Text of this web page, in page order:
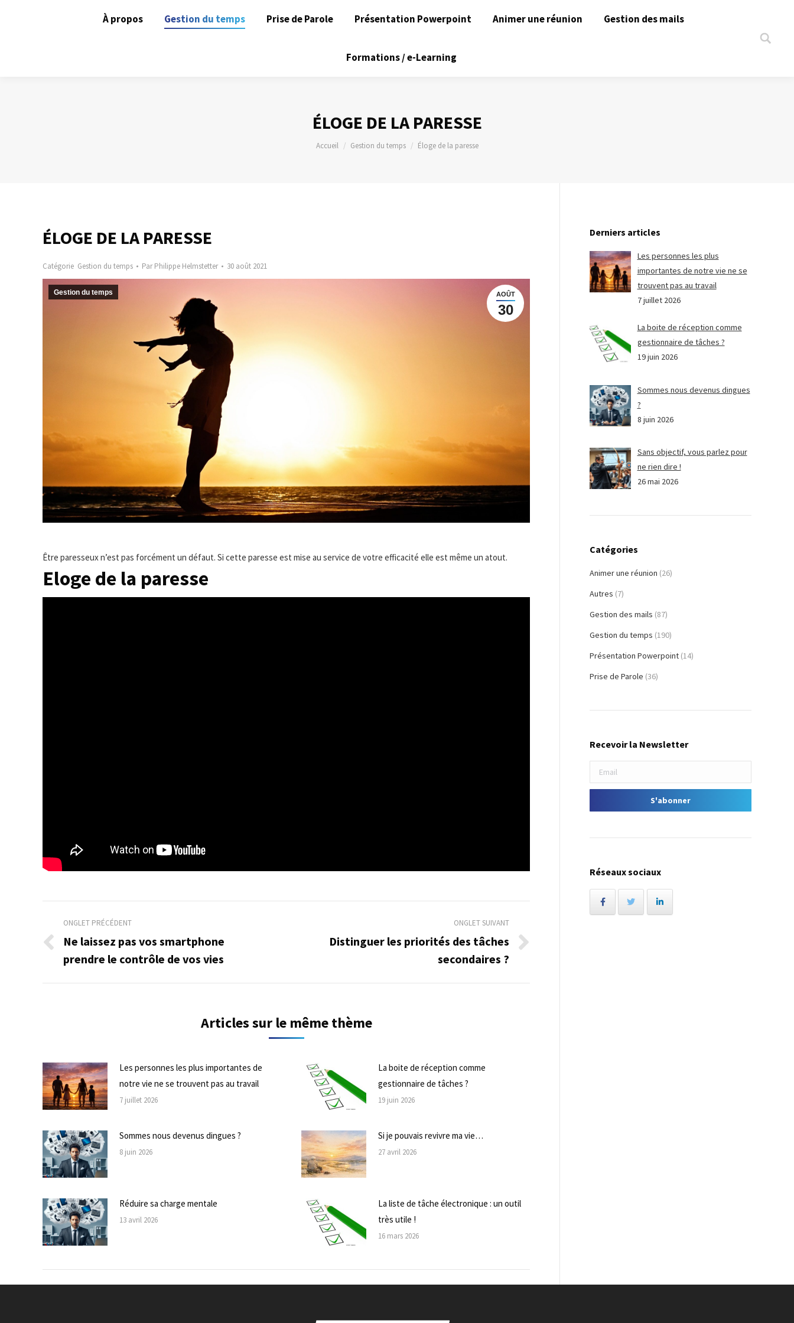
À propos Gestion du temps Prise de Parole Présentation Powerpoint Animer une réunion Gestion des mails
Formations / e-Learning
Search:
ÉLOGE DE LA PARESSE
Vous êtes ici :
Accueil Gestion du temps Éloge de la paresse
ÉLOGE DE LA PARESSE
Catégorie Gestion du temps ParPhilippe Helmstetter 30 août 2021
AOÛT
30
Gestion du temps
Être paresseux n’est pas forcément un défaut. Si cette paresse est mise au service de votre efficacité elle est même un atout.
Eloge de la paresse
Navigation
de
commentaire
ONGLET PRÉCÉDENT
Onglet
précédent
Ne laissez pas vos smartphone
prendre le contrôle de vos vies
ONGLET SUIVANT
Distinguer les priorités des tâches
secondaires ?
Articles sur le même thème
Les personnes les plus importantes de
notre vie ne se trouvent pas au travail
7 juillet 2026
La boite de réception comme
gestionnaire de tâches ?
19 juin 2026
Sommes nous devenus dingues ?
8 juin 2026
Si je pouvais revivre ma vie…
27 avril 2026
Réduire sa charge mentale
13 avril 2026
La liste de tâche électronique : un outil
très utile !
16 mars 2026
Derniers articles
Les personnes les plus
importantes de notre vie ne se
trouvent pas au travail
7 juillet 2026
La boite de réception comme
gestionnaire de tâches ?
19 juin 2026
Sommes nous devenus dingues
?
8 juin 2026
Sans objectif, vous parlez pour
ne rien dire !
26 mai 2026
Catégories
Animer une réunion (26)
Autres (7)
Gestion des mails (87)
Gestion du temps (190)
Présentation Powerpoint (14)
Prise de Parole (36)
Recevoir la Newsletter
Réseaux sociaux